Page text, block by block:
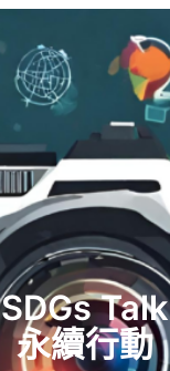
SDGs Talk
永續行動